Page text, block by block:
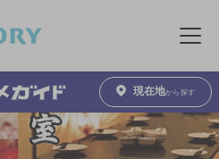
メニュ
現在地から探す